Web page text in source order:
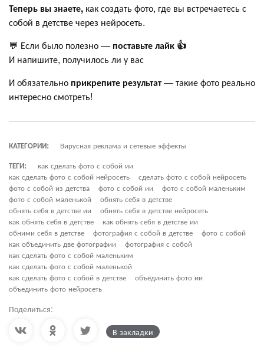
Теперь вы знаете, как создать фото, где вы встречаетесь с
собой в детстве через нейросеть.
💬 Если было полезно — поставьте лайк 👍
И напишите, получилось ли у вас
И обязательно прикрепите результат— такие фото реально
интересно смотреть!
КАТЕГОРИИ:
Вирусная реклама и сетевые эффекты
ТЕГИ:
как сделать фото с собой ии
как сделать фото с собой нейросеть
сделать фото с собой нейросеть
фото с собой из детства
фото с собой ии
фото с собой маленьким
фото с собой маленькой
обнять себя в детстве
обнять себя в детстве ии
обнять себя в детстве нейросеть
как обнять себя в детстве
как обнять себя в детстве ии
обними себя в детстве
фотография с собой в детстве
фото с собой
как объединить две фотографии
фотография с собой
как сделать фото с собой маленьким
как сделать фото с собой маленькой
как сделать фото с собой в детстве
объединить фото ии
объединить фото нейросеть
Поделиться:
В закладки